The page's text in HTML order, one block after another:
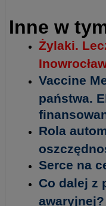
Inne w
Żylaki.
Vaccine
państwa.
Rola
Serce na
Co dalej z
awaryjnej?